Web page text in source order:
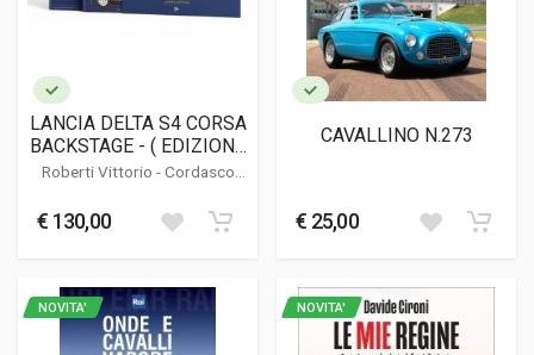
LANCIA DELTA S4 CORSA
BACKSTAGE - ( EDIZIONE
LIMITATA / LIMITED
Roberti Vittorio -Cordasco
€ 130,00
CAVALLINO N.273
€ 25,00
NOVITA' NOVITA'